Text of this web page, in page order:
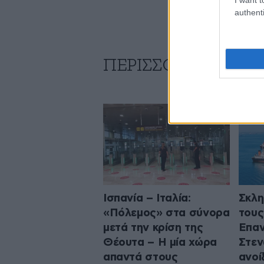
ΠΕΡΙΣΣΟΤΕΡΑ
Ισπανία – Ιταλία:
«Πόλεμος» στα σύνορα
μετά την κρίση της
Θέουτα – Η μία χώρα
απαντά στους